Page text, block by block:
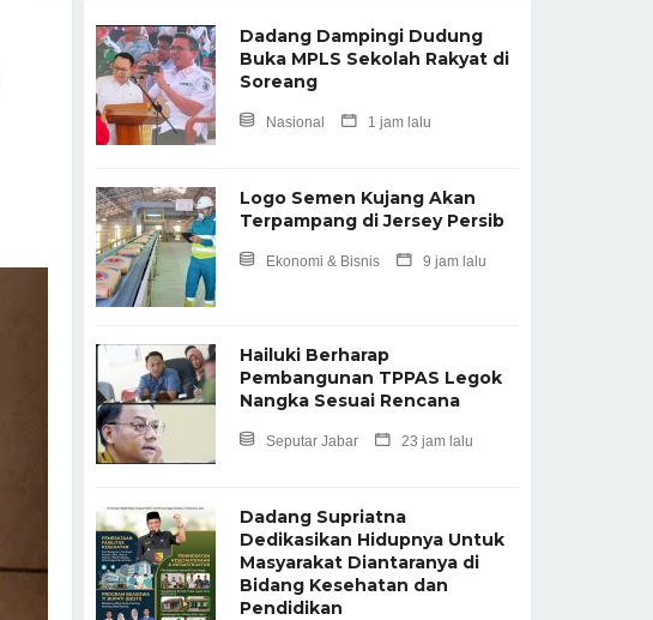
Dadang Dampingi Dudung
Buka MPLS Sekolah Rakyat di
Soreang
Nasional 1 jam lalu
Logo Semen Kujang Akan
Terpampang di Jersey Persib
Ekonomi & Bisnis 9 jam lalu
Hailuki Berharap
Pembangunan TPPAS Legok
Nangka Sesuai Rencana
Seputar Jabar 23 jam lalu
Dadang Supriatna
Dedikasikan Hidupnya Untuk
Masyarakat Diantaranya di
Bidang Kesehatan dan
Pendidikan